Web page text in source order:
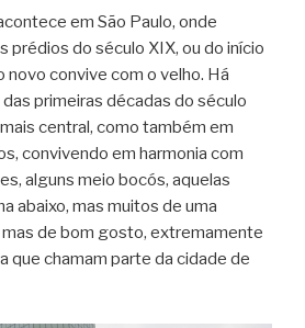
em São Paulo, onde
prédios do século XIX, ou do início
novo convive com o velho. Há
primeiras décadas do século
central, como também em
convivendo em harmonia com
alguns meio bocós, aquelas
abaixo, mas muitos de uma
de bom gosto, extremamente
que chamam parte da cidade de